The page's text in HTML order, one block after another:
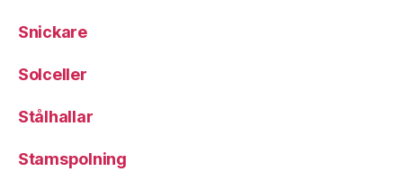
Snickare
Solceller
Stålhallar
Stamspolning